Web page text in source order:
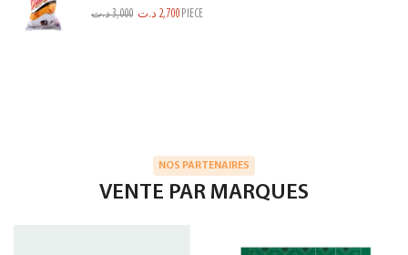
3,000د.ت 2,700 د.ت PIECE
NOS PARTENAIRES
VENTE PAR MARQUES